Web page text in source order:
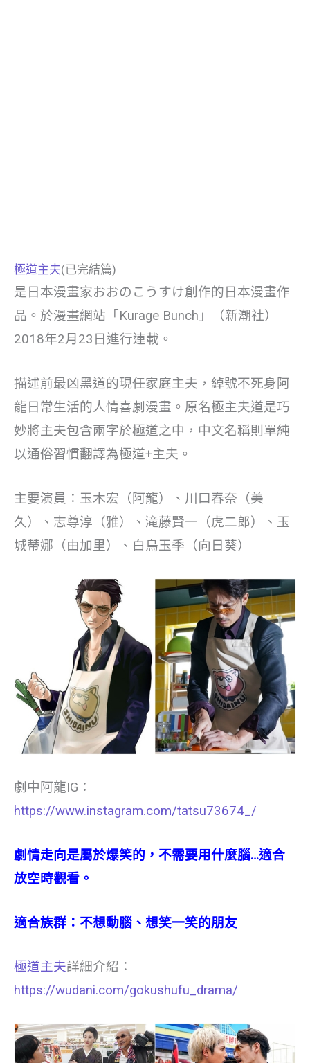
極道主夫(已完結篇)
是日本漫畫家おおのこうすけ創作的日本漫畫作
品。於漫畫網站「Kurage Bunch」（新潮社）
2018年2月23日進行連載。
描述前最凶黑道的現任家庭主夫，綽號不死身阿
龍日常生活的人情喜劇漫畫。原名極主夫道是巧
妙將主夫包含兩字於極道之中，中文名稱則單純
以通俗習慣翻譯為極道+主夫。
主要演員：玉木宏（阿龍）、川口春奈（美
久）、志尊淳（雅）、滝藤賢一（虎二郎）、玉
城蒂娜（由加里）、白鳥玉季（向日葵）
劇中阿龍IG：
https://www.instagram.com/tatsu73674_/
劇情走向是屬於爆笑的，不需要用什麼腦…適合
放空時觀看。
適合族群：不想動腦、想笑一笑的朋友
極道主夫詳細介紹：
https://wudani.com/gokushufu_drama/